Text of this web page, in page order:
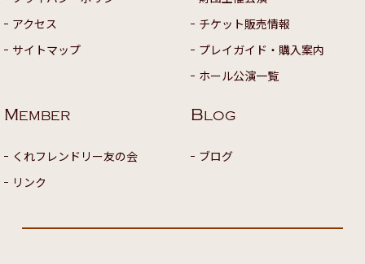
アクセス
サイトマップ
チケット販売情報
プレイガイド・購入案内
ホール公演一覧
MEMBER
くれフレンドリー友の会
リンク
BLOG
ブログ